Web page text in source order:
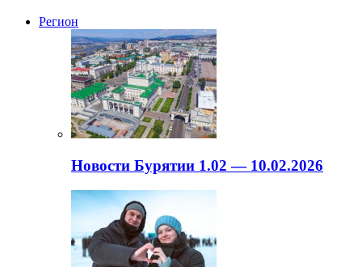
Регион
Новости Бурятии 1.02 — 10.02.2026